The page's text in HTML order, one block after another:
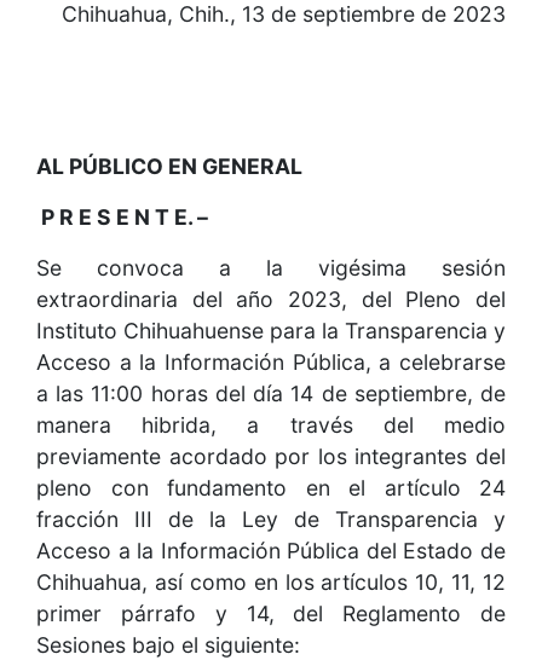
Chihuahua, Chih., 13 de septiembre de 2023
AL PÚBLICO EN GENERAL
P R E S E N T E. –
Se convoca a la vigésima sesión
extraordinaria del año 2023, del Pleno del
Instituto Chihuahuense para la Transparencia y
Acceso a la Información Pública, a celebrarse
a las 11:00 horas del día 14 de septiembre, de
manera hibrida, a través del medio
previamente acordado por los integrantes del
pleno con fundamento en el artículo 24
fracción III de la Ley de Transparencia y
Acceso a la Información Pública del Estado de
Chihuahua, así como en los artículos 10, 11, 12
primer párrafo y 14, del Reglamento de
Sesiones bajo el siguiente: